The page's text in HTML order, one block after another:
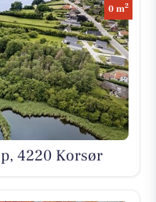
0 m2
4220 Korsør